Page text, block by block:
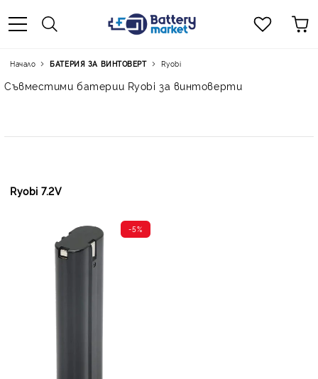
Начало БАТЕРИЯ ЗА ВИНТОВЕРТ Ryobi
Съвместими батерии Ryobi за винтоверти
Ryobi 7.2V
-5%